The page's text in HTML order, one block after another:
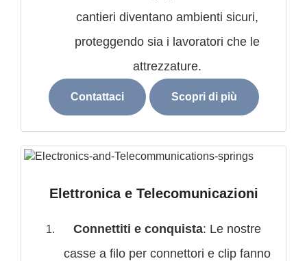
cantieri diventano ambienti sicuri,
proteggendo sia i lavoratori che le
attrezzature.
Contattaci Scopri di più
Elettronica e Telecomunicazioni
Connettiti e conquista: Le nostre
casse a filo per connettori e clip fanno